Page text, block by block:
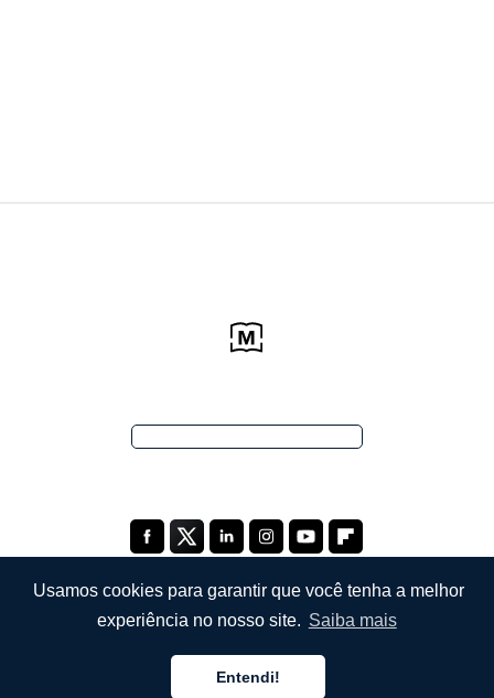
Usamos cookies para garantir que você tenha a melhor
experiência no nosso site. Saiba mais
Entendi!
Sobre Nós
Português